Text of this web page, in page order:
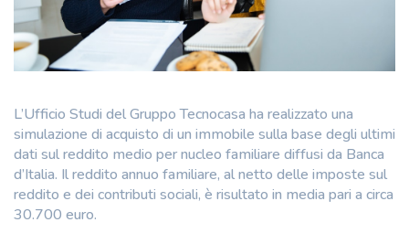
L’Ufficio Studi del Gruppo Tecnocasa ha realizzato una
simulazione di acquisto di un immobile sulla base degli ultimi
dati sul reddito medio per nucleo familiare diffusi da Banca
d’Italia. Il reddito annuo familiare, al netto delle imposte sul
reddito e dei contributi sociali, è risultato in media pari a circa
30.700 euro.